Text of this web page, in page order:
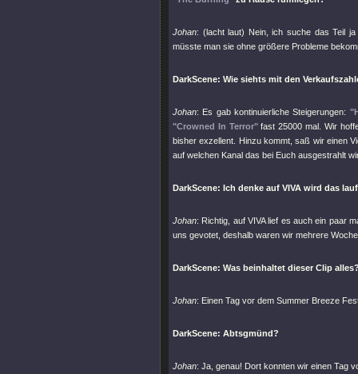
Johan: (lacht laut) Nein, ich suche das Teil
müsste man sie ohne größere Probleme
DarkScene: Wie siehts mit den
Johan: Es gab kontinuierliche Steigerungen:
"Crowned In Terror"fast 25000 mal. Wir
bisher exzellent. Hinzu kommt, saß wir einen
auf welchen Kanal das bei Euch ausgestrahlt
DarkScene: Ich denke auf VIVA wird das
Johan: Richtig, auf VIVA lief es auch ein paar
uns gevotet, deshalb waren wir mehrere
DarkScene: Was beinhaltet dieser Clip
Johan: Einen Tag vor dem Summer Breeze
DarkScene: Abtsgmünd?
Johan: Ja, genau! Dort konnten wir einen Tag